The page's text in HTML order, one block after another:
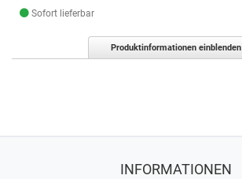
Sofort lieferbar
Produktinformationen einblenden
INFORMATIONEN